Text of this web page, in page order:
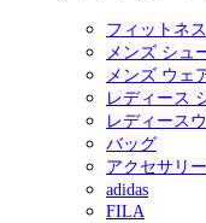
フィットネ
メンズ シュ
メンズ ウェ
レディース
レディース
バッグ
アクセサリー
adidas
FILA